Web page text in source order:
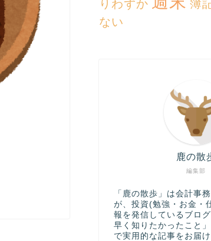
りわずか
簿
ない
編集部
鹿の散
「鹿の散歩」は会計事
が、投資(勉強・お金・
報を発信しているブロ
早く知りたかったこと
で実用的な記事をお届け